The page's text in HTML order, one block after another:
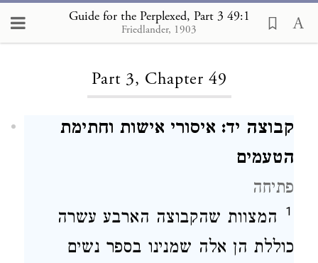
Guide for the Perplexed, Part 3 49:1
Friedlander, 1903
Loading...
Part 3, Chapter 49
קבוצה יד: איסורי אישות וחתימת
הטעמים
פתיחה
1 המצוות שהקבוצה הארבע עשרה
כוללת הן אלה שמנינו בספר נשים